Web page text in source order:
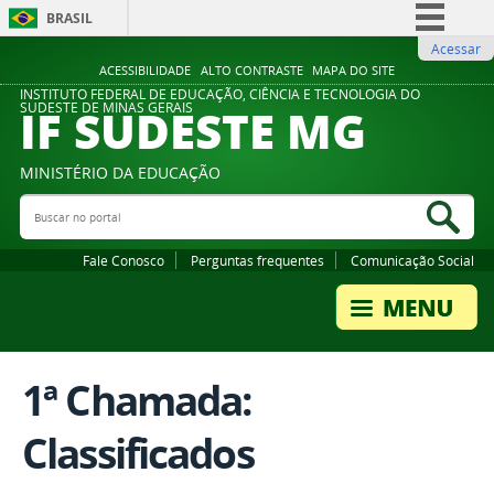
ACESSIBILIDADE ALTO CONTRASTE MAPA DO SITE
BRASIL
Comunica BR
Participe
Legislação
Acessar
INSTITUTO FEDERAL DE EDUCAÇÃO, CIÊNCIA E TECNOLOGIA DO
SUDESTE DE MINAS GERAIS
IF SUDESTE MG
MINISTÉRIO DA EDUCAÇÃO
Buscar no portal
Fale Conosco Perguntas frequentes Comunicação Social
1ª Chamada:
Classificados